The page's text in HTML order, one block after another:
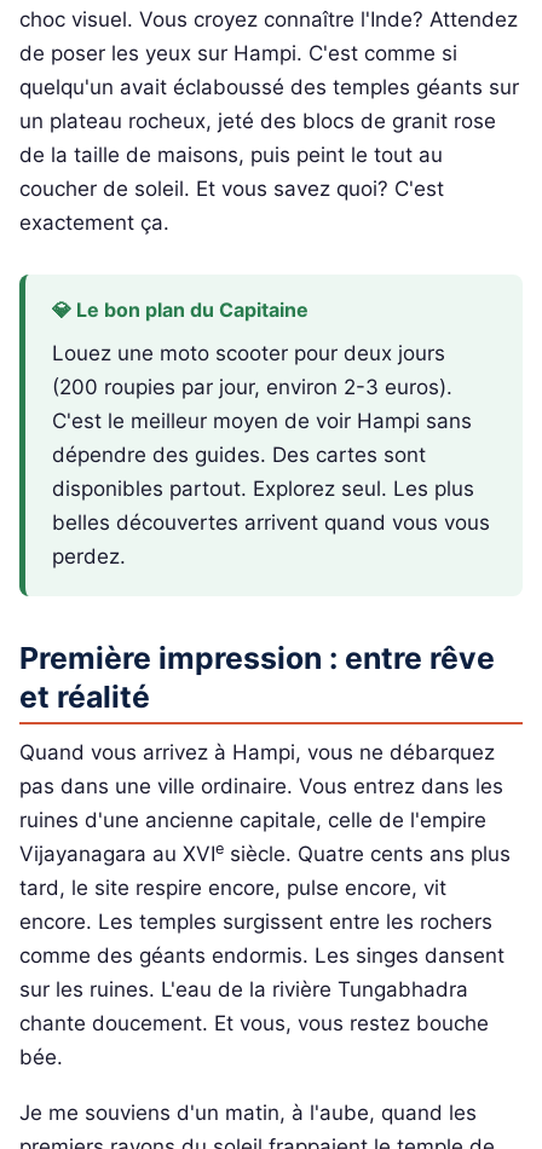
choc visuel. Vous croyez connaître l'Inde? Attendez
de poser les yeux sur Hampi. C'est comme si
quelqu'un avait éclaboussé des temples géants sur
un plateau rocheux, jeté des blocs de granit rose
de la taille de maisons, puis peint le tout au
coucher de soleil. Et vous savez quoi? C'est
exactement ça.
💎 Le bon plan du Capitaine
Louez une moto scooter pour deux jours
(200 roupies par jour, environ 2-3 euros).
C'est le meilleur moyen de voir Hampi sans
dépendre des guides. Des cartes sont
disponibles partout. Explorez seul. Les plus
belles découvertes arrivent quand vous vous
perdez.
Première impression : entre rêve
et réalité
Quand vous arrivez à Hampi, vous ne débarquez
pas dans une ville ordinaire. Vous entrez dans les
ruines d'une ancienne capitale, celle de l'empire
Vijayanagara au XVIe siècle. Quatre cents ans plus
tard, le site respire encore, pulse encore, vit
encore. Les temples surgissent entre les rochers
comme des géants endormis. Les singes dansent
sur les ruines. L'eau de la rivière Tungabhadra
chante doucement. Et vous, vous restez bouche
bée.
Je me souviens d'un matin, à l'aube, quand les